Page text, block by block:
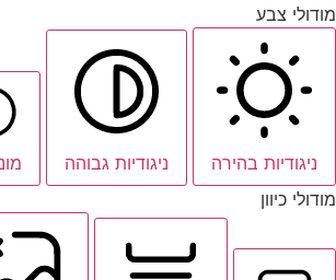
מודולי צבע
ניגודיות בהירה ניגודיות גבוהה
מודולי כיוון